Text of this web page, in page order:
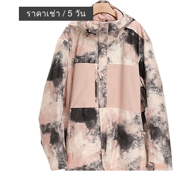
ราคาเช่า / 5 วัน